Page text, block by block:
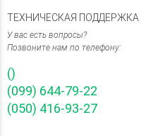
ТЕХНИЧЕСКАЯ ПОДДЕРЖКА
У вас есть вопросы?
Позвоните нам по телефону:
()
(099) 644-79-22
(050) 416-93-27